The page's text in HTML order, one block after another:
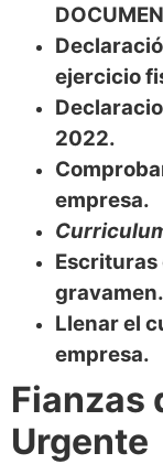
ejercicio
2022.
empresa.
Escrituras
gravamen.
Llenar el
empresa.
Fianzas
Urgente